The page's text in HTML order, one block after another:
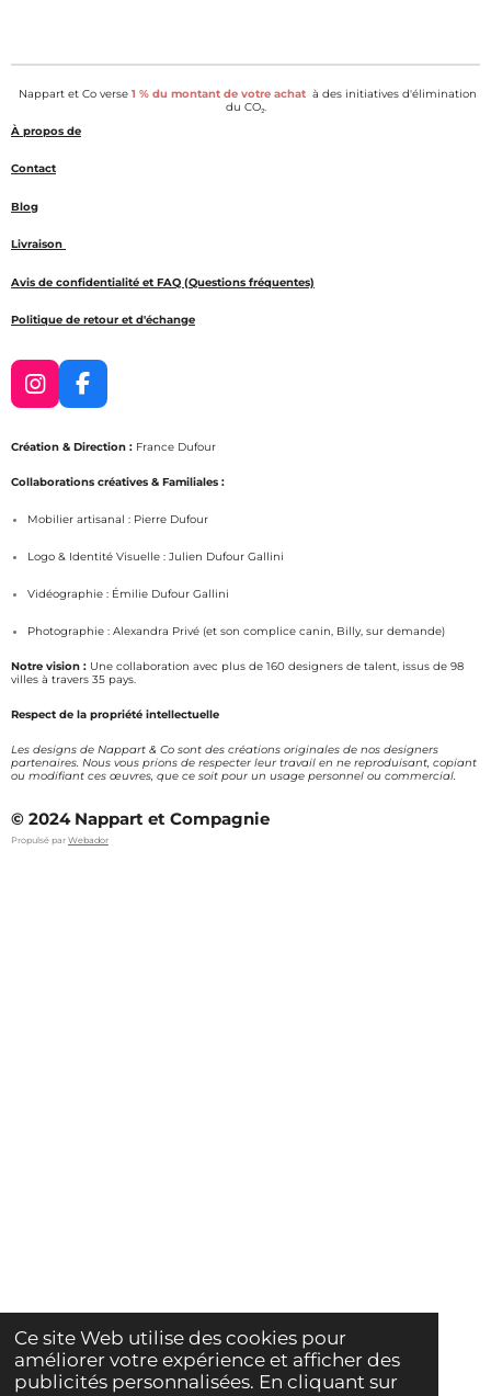
Ce site Web utilise des cookies pour
améliorer votre expérience et afficher des
publicités personnalisées. En cliquant sur
g
r
g
r
g
e
r
g
e
r
Nappart et Co verse 1 % du montant de votre achat à des initiatives d'élimination
du CO₂.
À propos de
Contact
Blog
Livraison
Avis de confidentialité et FAQ (Questions fréquentes)
Politique de retour et d'échange
I
n
s
a
r
m
F
a
c
b
o
Création & Direction : France Dufour
Collaborations créatives & Familiales :
Mobilier artisanal : Pierre Dufour
Logo & Identité Visuelle : Julien Dufour Gallini
Vidéographie : Émilie Dufour Gallini
Photographie : Alexandra Privé (et son complice canin, Billy, sur demande)
Notre vision : Une collaboration avec plus de 160 designers de talent, issus de 98
villes à travers 35 pays.
Respect de la propriété intellectuelle
Les designs de Nappart & Co sont des créations originales de nos designers
partenaires. Nous vous prions de respecter leur travail en ne reproduisant, copiant
ou modifiant ces œuvres, que ce soit pour un usage personnel ou commercial.
© 2024 Nappart et Compagnie
Propulsé par Webador